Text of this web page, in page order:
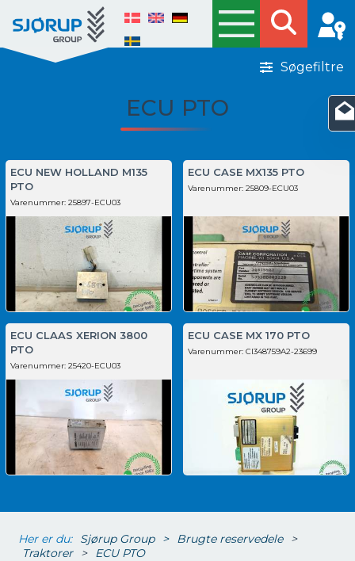
Søgefiltre
ECU PTO
ECU NEW HOLLAND M135
PTO
Varenummer: 25897-ECU03
ECU CASE MX135 PTO
Varenummer: 25809-ECU03
ECU CLAAS XERION 3800
PTO
Varenummer: 25420-ECU03
ECU CASE MX 170 PTO
Varenummer: CI348759A2-23699
Her er du: Sjørup Group > Brugte reservedele >
Traktorer > ECU PTO